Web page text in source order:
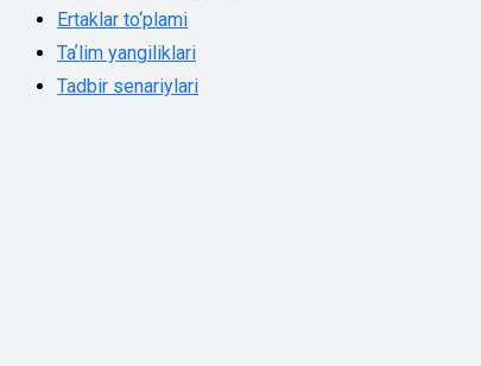
Ertaklar to‘plami
Taʼlim yangiliklari
Tadbir senariylari